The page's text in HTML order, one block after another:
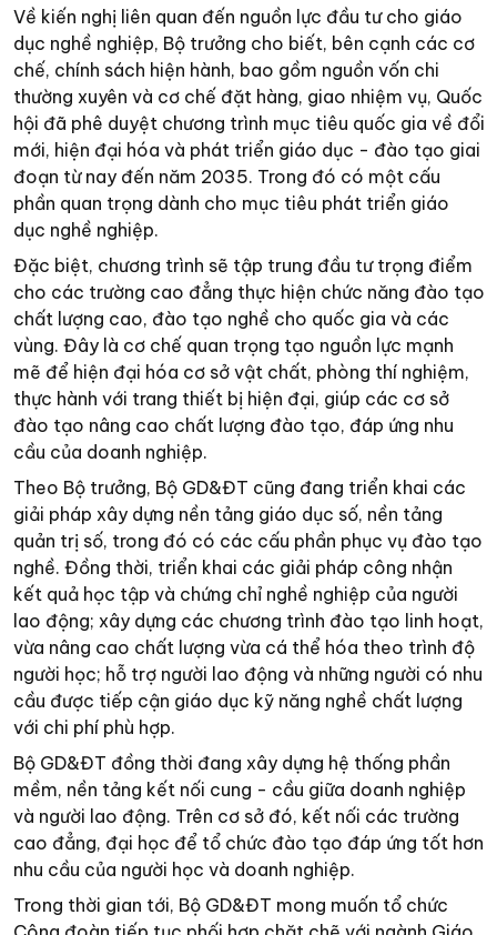
Về kiến nghị liên quan đến nguồn lực đầu tư cho giáo
dục nghề nghiệp, Bộ trưởng cho biết, bên cạnh các cơ
chế, chính sách hiện hành, bao gồm nguồn vốn chi
thường xuyên và cơ chế đặt hàng, giao nhiệm vụ, Quốc
hội đã phê duyệt chương trình mục tiêu quốc gia về đổi
mới, hiện đại hóa và phát triển giáo dục - đào tạo giai
đoạn từ nay đến năm 2035. Trong đó có một cấu
phần quan trọng dành cho mục tiêu phát triển giáo
dục nghề nghiệp.
Đặc biệt, chương trình sẽ tập trung đầu tư trọng điểm
cho các trường cao đẳng thực hiện chức năng đào tạo
chất lượng cao, đào tạo nghề cho quốc gia và các
vùng. Đây là cơ chế quan trọng tạo nguồn lực mạnh
mẽ để hiện đại hóa cơ sở vật chất, phòng thí nghiệm,
thực hành với trang thiết bị hiện đại, giúp các cơ sở
đào tạo nâng cao chất lượng đào tạo, đáp ứng nhu
cầu của doanh nghiệp.
Theo Bộ trưởng, Bộ GD&ĐT cũng đang triển khai các
giải pháp xây dựng nền tảng giáo dục số, nền tảng
quản trị số, trong đó có các cấu phần phục vụ đào tạo
nghề. Đồng thời, triển khai các giải pháp công nhận
kết quả học tập và chứng chỉ nghề nghiệp của người
lao động; xây dựng các chương trình đào tạo linh hoạt,
vừa nâng cao chất lượng vừa cá thể hóa theo trình độ
người học; hỗ trợ người lao động và những người có nhu
cầu được tiếp cận giáo dục kỹ năng nghề chất lượng
với chi phí phù hợp.
Bộ GD&ĐT đồng thời đang xây dựng hệ thống phần
mềm, nền tảng kết nối cung - cầu giữa doanh nghiệp
và người lao động. Trên cơ sở đó, kết nối các trường
cao đẳng, đại học để tổ chức đào tạo đáp ứng tốt hơn
nhu cầu của người học và doanh nghiệp.
Trong thời gian tới, Bộ GD&ĐT mong muốn tổ chức